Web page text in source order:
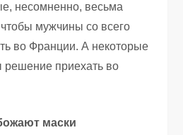
несомненно, весьма
мужчины со всего
во Франции. А некоторые
приехать во
маски